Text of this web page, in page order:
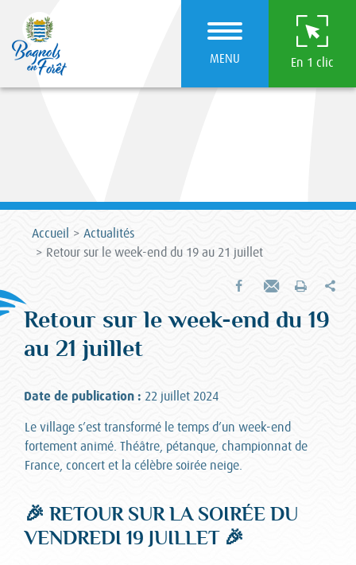
MENU En 1 clic
Accueil
Actualités
Retour sur le week-end du 19 au 21 juillet
Partager sur Facebook
Envoyer par e-mail
Imprimer
Retour sur le week-end du 19
au 21 juillet
Date de publication : 22 juillet 2024
Le village s’est transformé le temps d’un week-end
fortement animé. Théâtre, pétanque, championnat de
France, concert et la célèbre soirée neige.
🎉 RETOUR SUR LA SOIRÉE DU
VENDREDI 19 JUILLET 🎉